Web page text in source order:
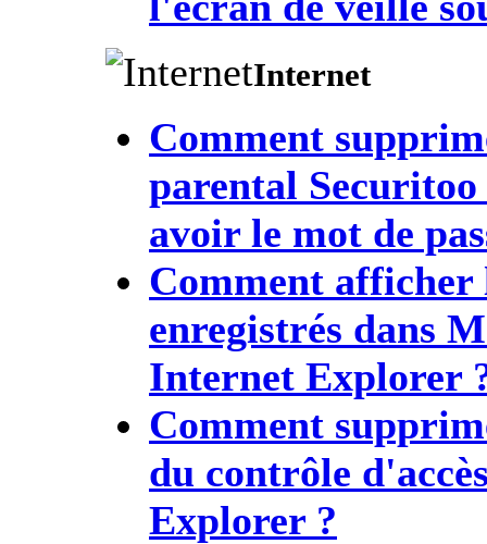
Internet
Comment
parental
avoir le mot de
Comment afficher
enregistrés dans
Internet Explorer
Comment
du contrôle
Explorer ?